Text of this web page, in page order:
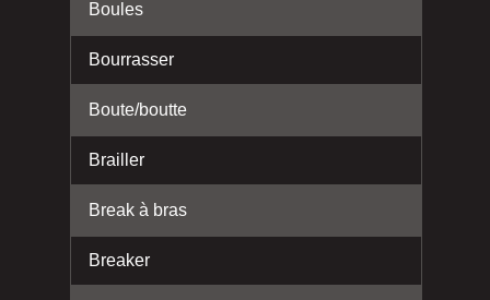
Boules
Bourrasser
Boute/boutte
Brailler
Break à bras
Breaker